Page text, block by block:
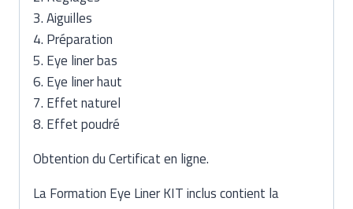
3. Aiguilles
4. Préparation
5. Eye liner bas
6. Eye liner haut
7. Effet naturel
8. Effet poudré
Obtention du Certificat en ligne.
La Formation Eye Liner KIT inclus contient la